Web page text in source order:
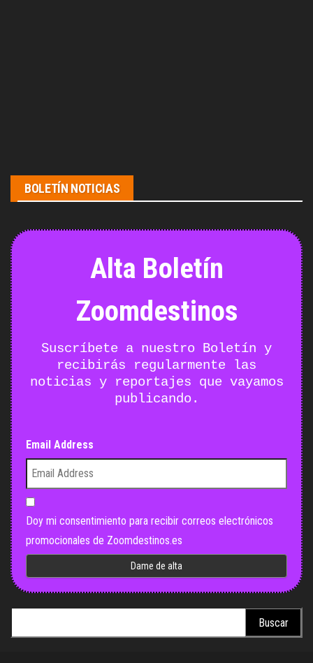
BOLETÍN NOTICIAS
Alta Boletín
Zoomdestinos
Suscríbete a nuestro Boletín y
recibirás regularmente las
noticias y reportajes que vayamos
publicando.
Email Address
Doy mi consentimiento para recibir correos electrónicos
promocionales de Zoomdestinos.es